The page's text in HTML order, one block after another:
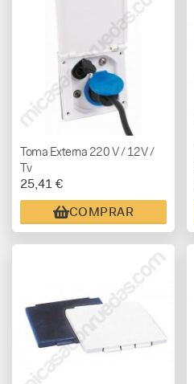
Toma Externa 220 V / 12V /
Tv
25,41 €
COMPRAR